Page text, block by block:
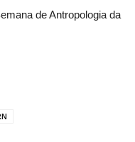
de Antropologia da